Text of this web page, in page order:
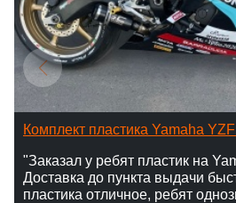
Комплект пластика Yamaha
"Заказал у ребят пластик на
Доставка до пункта выдачи
пластика отличное, ребят